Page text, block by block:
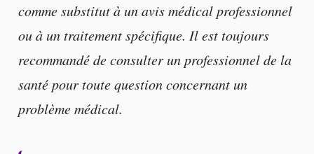
comme substitut à un avis médical professionnel
ou à un traitement spécifique. Il est toujours
recommandé de consulter un professionnel de la
santé pour toute question concernant un
problème médical.